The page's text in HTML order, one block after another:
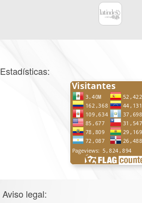
Estadísticas:
Aviso legal: